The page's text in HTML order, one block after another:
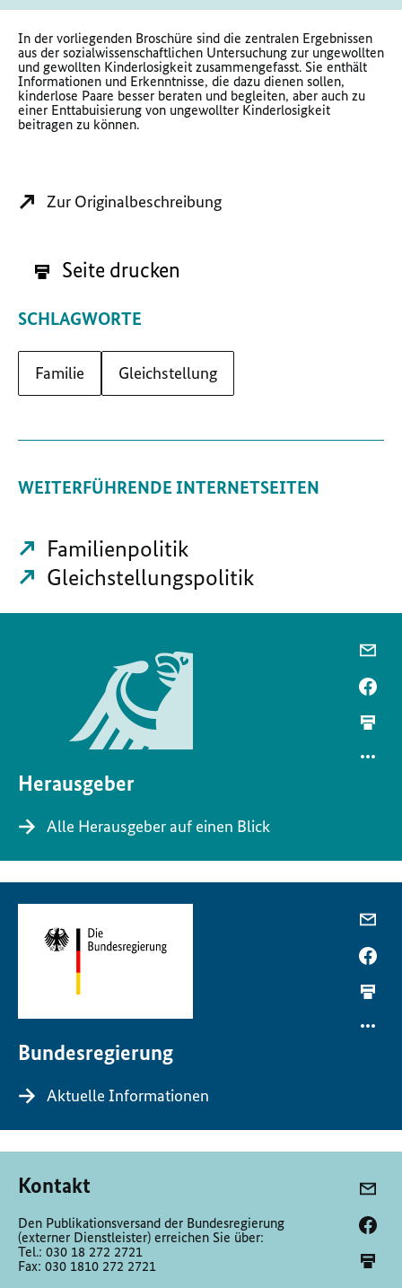
In der vorliegenden Broschüre sind die zentralen Ergebnissen
aus der sozialwissenschaftlichen Untersuchung zur ungewollten
und gewollten Kinderlosigkeit zusammengefasst. Sie enthält
Informationen und Erkenntnisse, die dazu dienen sollen,
kinderlose Paare besser beraten und begleiten, aber auch zu
einer Enttabuisierung von ungewollter Kinderlosigkeit
beitragen zu können.
Zur Originalbeschreibung
Seite drucken
SCHLAGWORTE
Familie Gleichstellung
WEITERFÜHRENDE INTERNETSEITEN
Familienpolitik
Gleichstellungspolitik
Herausgeber
Alle Herausgeber auf einen Blick
Bundesregierung
Aktuelle Informationen
Kontakt
Den Publikationsversand der Bundesregierung
(externer Dienstleister) erreichen Sie über:
Tel.: 030 18 272 2721
Fax: 030 1810 272 2721